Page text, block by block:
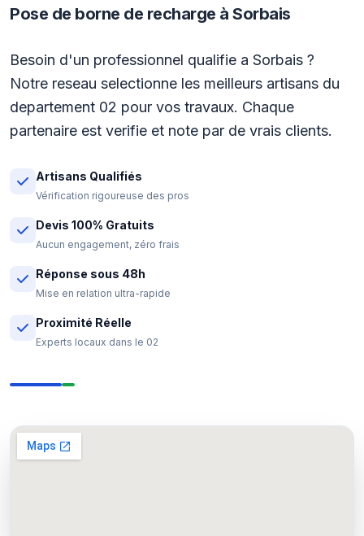
Pose de borne de recharge à Sorbais
Besoin d'un professionnel qualifie a Sorbais ?
Notre reseau selectionne les meilleurs artisans du
departement 02 pour vos travaux. Chaque
partenaire est verifie et note par de vrais clients.
Artisans Qualifiés
Vérification rigoureuse des pros
Devis 100% Gratuits
Aucun engagement, zéro frais
Réponse sous 48h
Mise en relation ultra-rapide
Proximité Réelle
Experts locaux dans le 02